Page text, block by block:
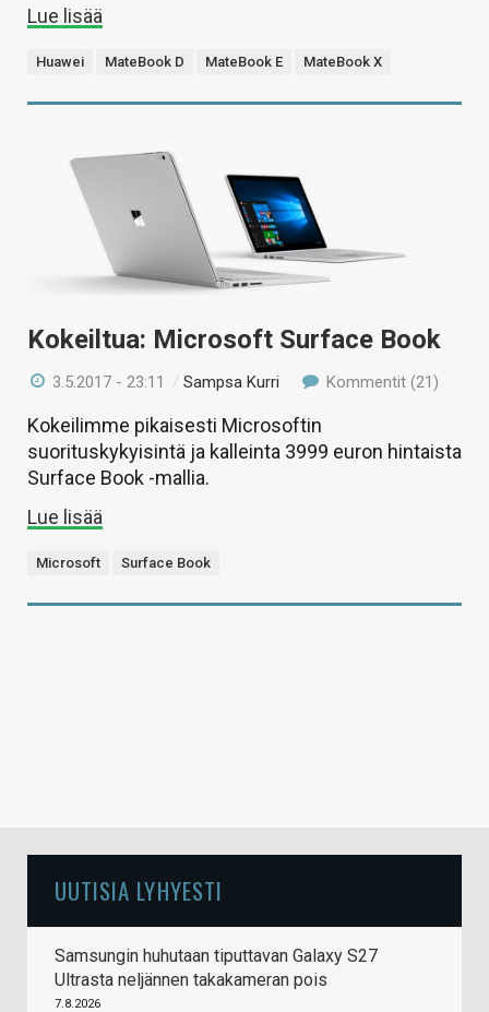
Lue lisää
Huawei MateBook D MateBook E MateBook X
Kokeiltua: Microsoft Surface Book
3.5.2017 - 23:11 /Sampsa Kurri Kommentit (21)
Kokeilimme pikaisesti Microsoftin
suorituskykyisintä ja kalleinta 3999 euron hintaista
Surface Book -mallia.
Lue lisää
Microsoft Surface Book
UUTISIA LYHYESTI
Samsungin huhutaan tiputtavan Galaxy S27
Ultrasta neljännen takakameran pois
7.8.2026